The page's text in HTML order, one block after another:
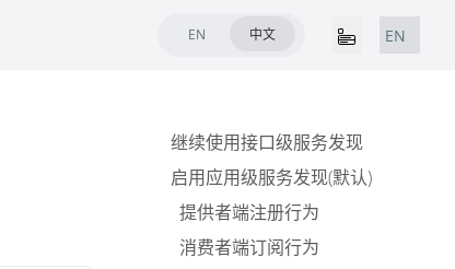
EN 中文 EN
继续使用接口级服务发现
启用应用级服务发现(默认)
提供者端注册行为
消费者端订阅行为